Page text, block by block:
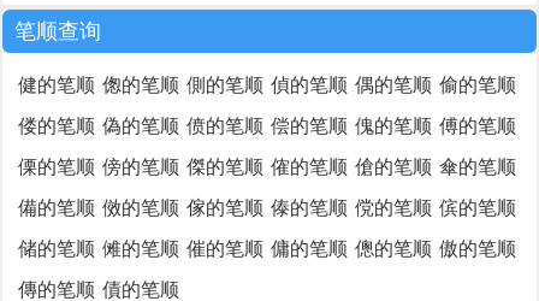
笔顺查询
健的笔顺 偬的笔顺 側的笔顺 偵的笔顺 偶的笔顺 偷的笔顺
偻的笔顺 偽的笔顺 偾的笔顺 偿的笔顺 傀的笔顺 傅的笔顺
傈的笔顺 傍的笔顺 傑的笔顺 傕的笔顺 傖的笔顺 傘的笔顺
備的笔顺 傚的笔顺 傢的笔顺 傣的笔顺 傥的笔顺 傧的笔顺
储的笔顺 傩的笔顺 催的笔顺 傭的笔顺 傯的笔顺 傲的笔顺
傳的笔顺 債的笔顺